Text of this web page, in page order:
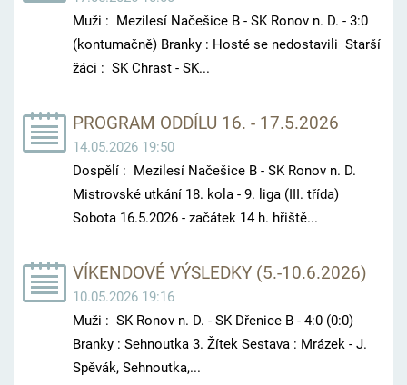
Muži : Mezilesí Načešice B - SK Ronov n. D. - 3:0
(kontumačně) Branky : Hosté se nedostavili Starší
žáci : SK Chrast - SK...
PROGRAM ODDÍLU 16. - 17.5.2026
14.05.2026 19:50
Dospělí : Mezilesí Načešice B - SK Ronov n. D.
Mistrovské utkání 18. kola - 9. liga (III. třída)
Sobota 16.5.2026 - začátek 14 h. hřiště...
VÍKENDOVÉ VÝSLEDKY (5.-10.6.2026)
10.05.2026 19:16
Muži : SK Ronov n. D. - SK Dřenice B - 4:0 (0:0)
Branky : Sehnoutka 3. Žítek Sestava : Mrázek - J.
Spěvák, Sehnoutka,...